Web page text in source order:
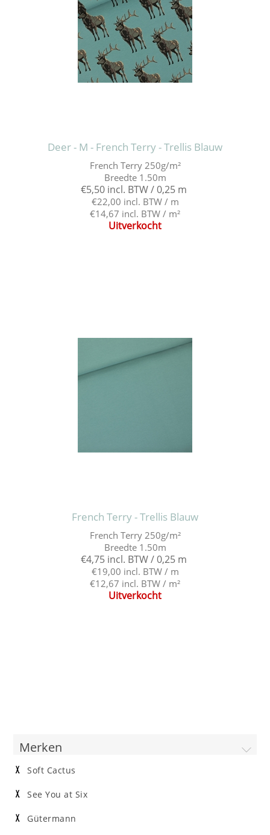
Deer - M - French Terry - Trellis Blauw
French Terry 250g/m²
Breedte 1.50m
€5,50 incl. BTW / 0,25 m
€22,00 incl. BTW / m
€14,67 incl. BTW / m²
Uitverkocht
French Terry - Trellis Blauw
French Terry 250g/m²
Breedte 1.50m
€4,75 incl. BTW / 0,25 m
€19,00 incl. BTW / m
€12,67 incl. BTW / m²
Uitverkocht
Merken
Soft Cactus
See You at Six
Gütermann